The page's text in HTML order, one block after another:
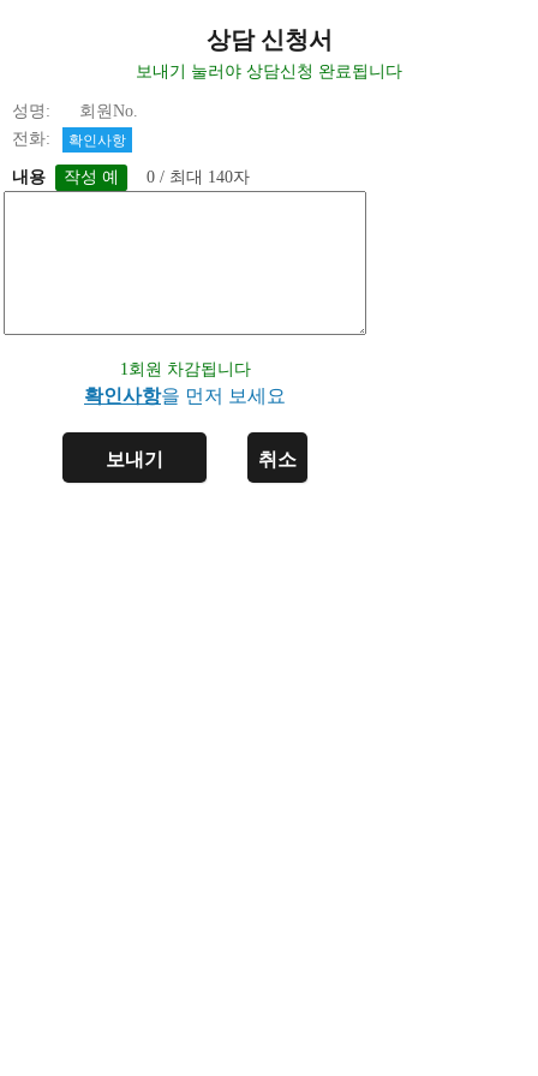
상담 신청서
보내기 눌러야 상담신청 완료됩니다
성명: 회원No.
전화:
확인사항
내용 0 / 최대 140자
1회원 차감됩니다
확인사항을 먼저 보세요